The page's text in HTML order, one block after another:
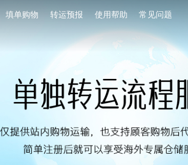
填单购物 转运预报 使用帮助 常见问题